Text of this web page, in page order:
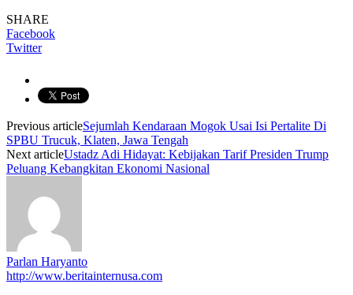
SHARE
Facebook
Twitter
Previous articleSejumlah Kendaraan Mogok Usai Isi Pertalite Di
SPBU Trucuk, Klaten, Jawa Tengah
Next articleUstadz Adi Hidayat: Kebijakan Tarif Presiden Trump
Peluang Kebangkitan Ekonomi Nasional
Parlan Haryanto
http://www.beritainternusa.com